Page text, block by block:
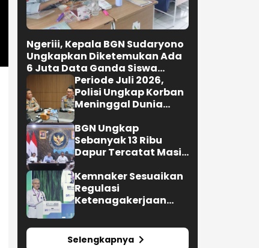
Ngeriii, Kepala BGN Sudaryono
Ungkapkan Diketemukan Ada
6 Juta Data Ganda Siswa
Penerima MBGPeriode Juli 2026,
Polisi Ungkap Korban
Meninggal Dunia
Semester 1 Turun
22,92 Persen
BGN Ungkap
Sebanyak 13 Ribu
Dapur Tercatat Masih
Berbagai Tahapan
Verifikasi dan Belum
Seluruhnya Siap
Kemnaker Sesuaikan
Regulasi
Ketenagakerjaan
Dunia Kerja
Selengkapnya